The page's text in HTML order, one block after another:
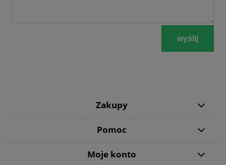
wyślij
Zakupy
Pomoc
Moje konto